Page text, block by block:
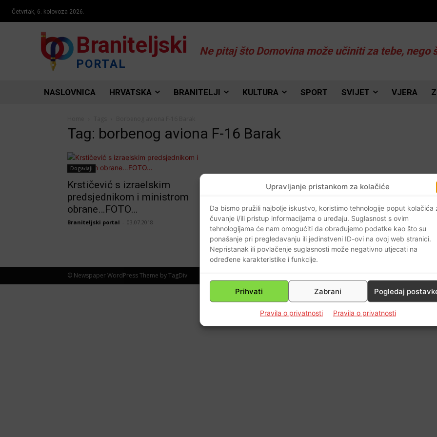
Upravljanje pristankom za kolačiće
Da bismo pružili najbolje iskustvo, koristimo tehnologije poput kolačića
čuvanje i/ili pristup informacijama o uređaju. Suglasnost s ovim
tehnologijama će nam omogućiti da obrađujemo podatke kao što su
ponašanje pri pregledavanju ili jedinstveni ID-ovi na ovoj web stranici.
Nepristanak ili povlačenje suglasnosti može negativno utjecati na
određene karakteristike i funkcije.
Prihvati Zabrani Pogledaj
Pravila o privatnosti Pravila o privatnosti
Četvrtak, 6. kolovoza 2026.
Braniteljski
PORTAL
Ne pitaj što Domovina može učiniti za tebe, nego
NASLOVNICA HRVATSKA BRANITELJI KULTURA SPORT SVIJET VJERA
Tag: borbenog aviona F-16 Barak
Događaji
Krstičević s izraelskim
predsjednikom i ministrom
obrane…FOTO…
Braniteljski portal 03.07.2018 0
© Newspaper WordPress Theme by TagDiv